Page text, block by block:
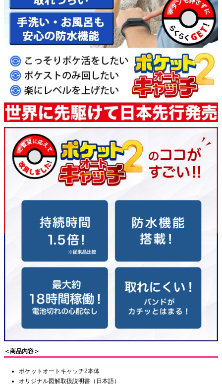
＜商品内容＞
ポケットオートキャッチ2本体
オリジナル図解取扱説明書（日本語）